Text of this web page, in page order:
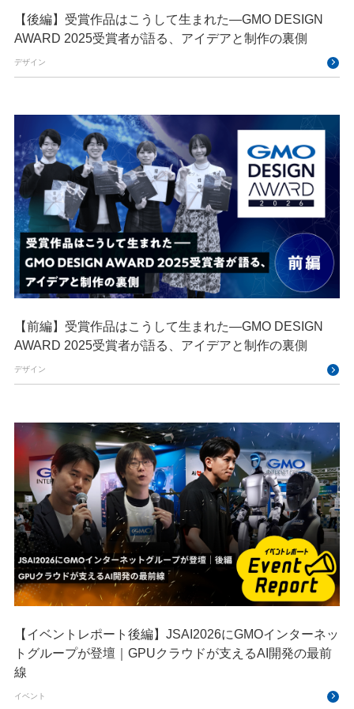
【後編】受賞作品はこうして生まれた—GMO DESIGN
AWARD 2025受賞者が語る、アイデアと制作の裏側
デザイン
【前編】受賞作品はこうして生まれた—GMO DESIGN
AWARD 2025受賞者が語る、アイデアと制作の裏側
デザイン
【イベントレポート後編】JSAI2026にGMOインターネッ
トグループが登壇｜GPUクラウドが支えるAI開発の最前
線
イベント